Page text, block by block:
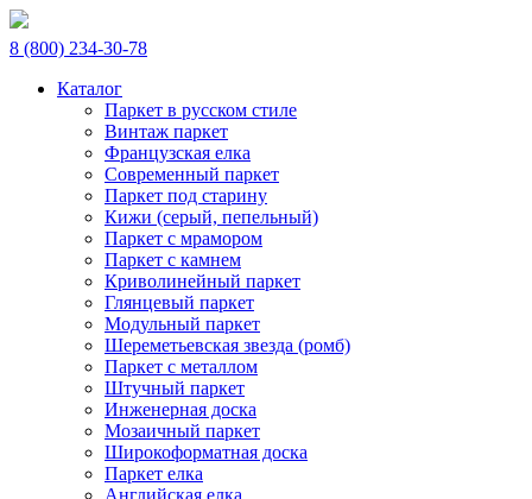
8 (800) 234-30-78
Каталог
Паркет в русском стиле
Винтаж паркет
Французская елка
Современный паркет
Паркет под старину
Кижи (серый, пепельный)
Паркет с мрамором
Паркет с камнем
Криволинейный паркет
Глянцевый паркет
Модульный паркет
Шереметьевская звезда (ромб)
Паркет с металлом
Штучный паркет
Инженерная доска
Мозаичный паркет
Широкоформатная доска
Паркет елка
Английская елка